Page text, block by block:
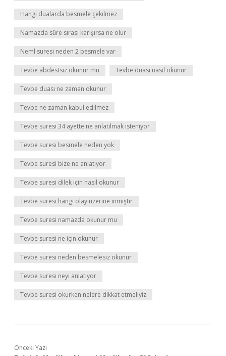
Hangi dualarda besmele çekilmez
Namazda sûre sırası karışırsa ne olur
Neml suresi neden 2 besmele var
Tevbe abdestsiz okunur mu Tevbe duası nasıl okunur
Tevbe duası ne zaman okunur
Tevbe ne zaman kabul edilmez
Tevbe suresi 34 ayette ne anlatılmak isteniyor
Tevbe suresi besmele neden yok
Tevbe suresi bize ne anlatıyor
Tevbe suresi dilek için nasıl okunur
Tevbe suresi hangi olay üzerine inmiştir
Tevbe suresi namazda okunur mu
Tevbe suresi ne için okunur
Tevbe suresi neden besmelesiz okunur
Tevbe suresi neyi anlatıyor
Tevbe suresi okurken nelere dikkat etmeliyiz
Önceki Yazı